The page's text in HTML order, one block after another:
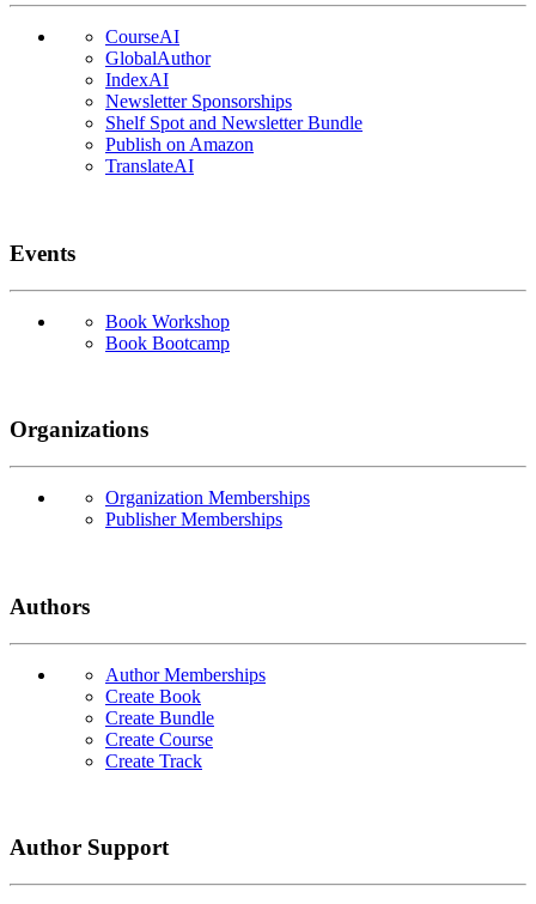
CourseAI
GlobalAuthor
IndexAI
Newsletter Sponsorships
Shelf Spot and Newsletter Bundle
Publish on Amazon
TranslateAI
Events
Book Workshop
Book Bootcamp
Organizations
Organization Memberships
Publisher Memberships
Authors
Author Memberships
Create Book
Create Bundle
Create Course
Create Track
Author Support